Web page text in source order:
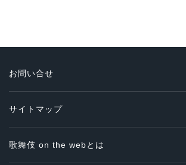
お問い合せ
サイトマップ
歌舞伎 on the webとは